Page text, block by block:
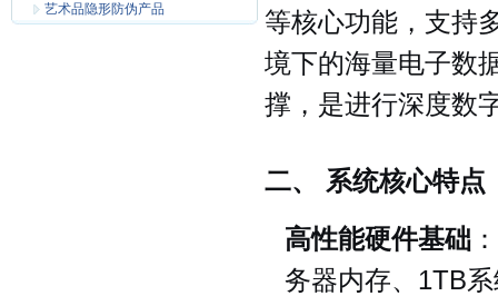
艺术品隐形防伪产品
等核心功能，支持
境下的海量电子数
撑，是进行深度数
二、 系统核心特点
高性能硬件基础
务器内存、1TB